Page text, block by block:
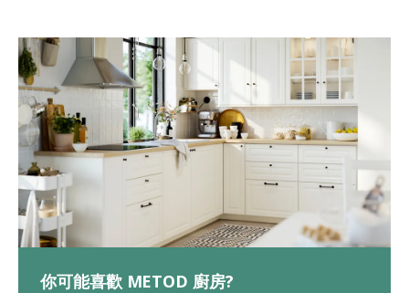
你可能喜歡 METOD 廚房?